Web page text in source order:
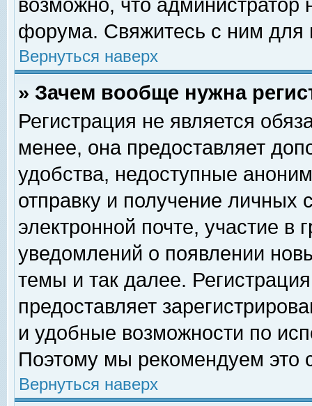
возможно, что
форума. Свяжитесь с ним для
Вернуться наверх
» Зачем вообще нужна
Регистрация не является
менее, она предоставляет
удобства, недоступные
отправку и получение личных
электронной почте, участие в
уведомлений о появлении
темы и так далее.
предоставляет
и удобные возможности по
Поэтому мы рекомендуем это
Вернуться наверх